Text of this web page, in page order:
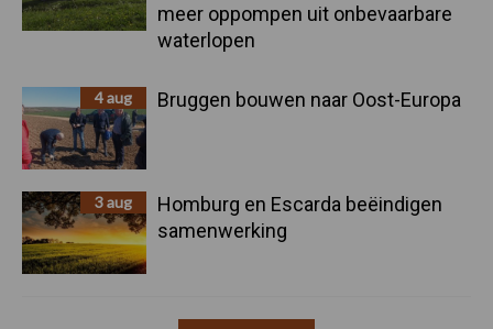
meer oppompen uit onbevaarbare
waterlopen
4 aug Bruggen bouwen naar Oost-Europa
3 aug
Homburg en Escarda beëindigen
samenwerking